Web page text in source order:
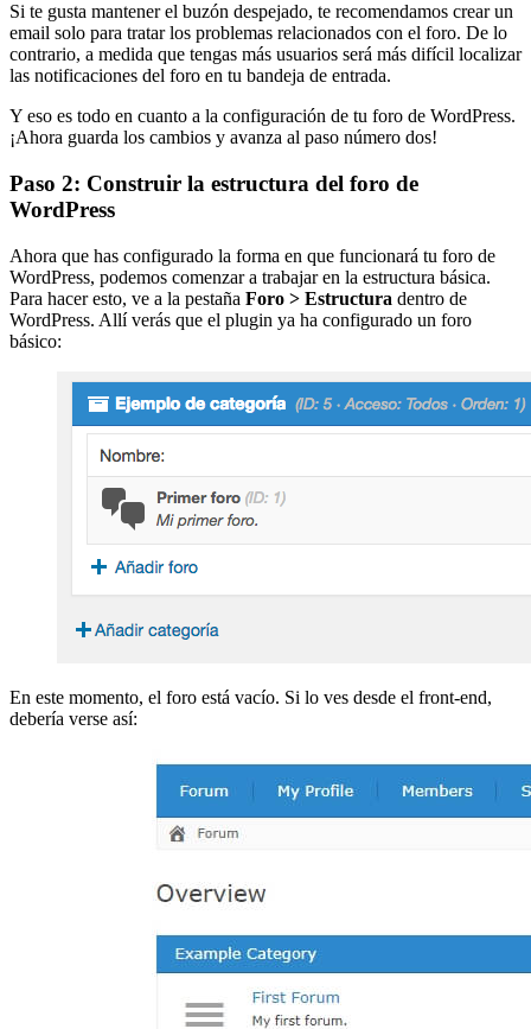
Si te gusta mantener el buzón despejado, te recomendamos crear un
email solo para tratar los problemas relacionados con el foro. De lo
contrario, a medida que tengas más usuarios será más difícil localizar
las notificaciones del foro en tu bandeja de entrada.
Y eso es todo en cuanto a la configuración de tu foro de WordPress.
¡Ahora guarda los cambios y avanza al paso número dos!
Paso 2: Construir la estructura del foro de
WordPress
Ahora que has configurado la forma en que funcionará tu foro de
WordPress, podemos comenzar a trabajar en la estructura básica.
Para hacer esto, ve a la pestaña Foro > Estructura dentro de
WordPress. Allí verás que el plugin ya ha configurado un foro
básico:
En este momento, el foro está vacío. Si lo ves desde el front-end,
debería verse así: